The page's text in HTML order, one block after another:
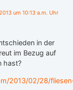
um 10:13 a.m. Uhr
in der
im Bezug auf
hast?
2013/02/28/